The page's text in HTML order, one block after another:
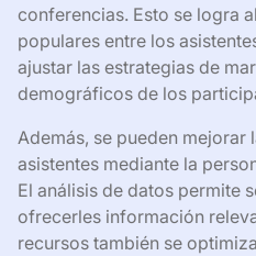
conferencias. Esto se logra
populares entre los
ajustar las estrategias de
demográficos de los
Además, se pueden mejorar
asistentes mediante la
El análisis de datos permite
ofrecerles información
recursos también se